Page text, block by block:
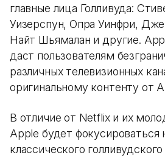
главные лица Голливуда:
Уизерспун, Опра Уинфри,
Найт Шьямалан и другие.
даст пользователям
различных телевизионных
оригинальному контенту от
В отличие от Netflix и их
Apple будет фокусироваться
классического